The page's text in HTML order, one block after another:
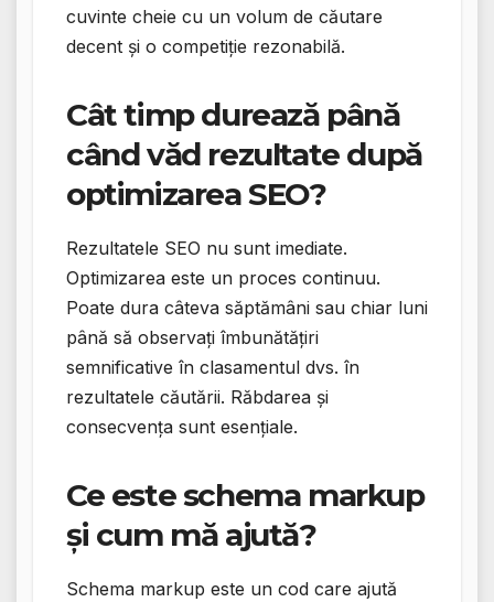
cuvinte cheie cu un volum de căutare
decent și o competiție rezonabilă.
Cât timp durează până
când văd rezultate după
optimizarea SEO?
Rezultatele SEO nu sunt imediate.
Optimizarea este un proces continuu.
Poate dura câteva săptămâni sau chiar luni
până să observați îmbunătățiri
semnificative în clasamentul dvs. în
rezultatele căutării. Răbdarea și
consecvența sunt esențiale.
Ce este schema markup
și cum mă ajută?
Schema markup este un cod care ajută